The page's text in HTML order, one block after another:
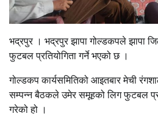
भद्रपुर । भद्रपुर झापा गोल्डकपले झापा
फुटबल प्रतियोगिता गर्ने भएको छ ।
गोल्डकप कार्यसमितिको आइतबार मेची
सम्पन्न बैठकले उमेर समूहको लिग फुटबल
गरेको हो ।